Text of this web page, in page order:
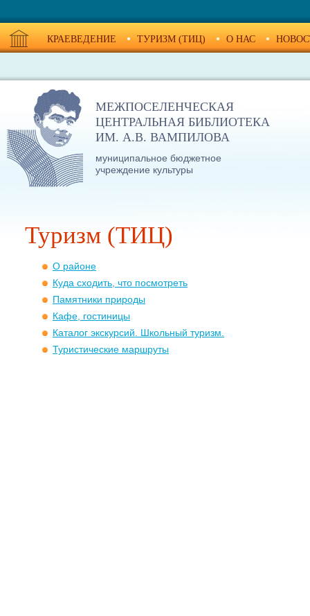
КРАЕВЕДЕНИЕ ТУРИЗМ (ТИЦ) О НАС
МЕЖПОСЕЛЕНЧЕСКАЯ
ЦЕНТРАЛЬНАЯ БИБЛИОТЕКА
ИМ. А.В. ВАМПИЛОВА
муниципальное бюджетное
учреждение культуры
Туризм (ТИЦ)
О районе
Куда сходить, что посмотреть
Памятники природы
Кафе, гостиницы
Каталог экскурсий. Школьный туризм.
Туристические маршруты